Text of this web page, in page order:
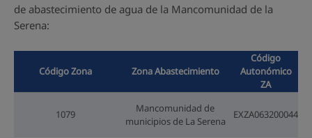
de abastecimiento de agua de la Mancomunidad de la
Serena:
Código Zona Zona Abastecimiento
Código
Autonómico
ZA
1079
Mancomunidad de
municipios de La Serena
EXZA063200044